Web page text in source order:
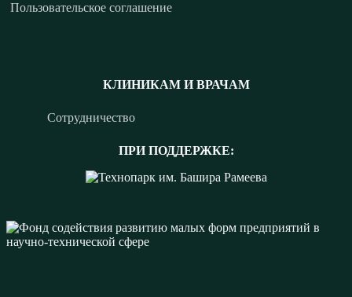
КЛИНИКАМ И ВРАЧАМ
Сотрудничество
ПРИ ПОДДЕРЖКЕ:
Пользовательское соглашение